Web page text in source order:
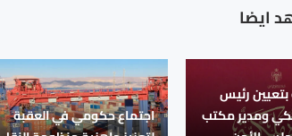
ايضا
اجتماع حكومي في العقبة
بتعيين رئيس
ومدير مكتب